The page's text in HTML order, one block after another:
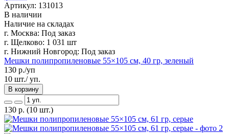
Артикул: 131013
В наличии
Наличие на складах
г. Москва: Под заказ
г. Щелково: 1 031 шт
г. Нижний Новгород: Под заказ
Мешки полипропиленовые 55×105 см, 40 гр, зеленый
130 р./уп
10 шт./ уп.
В корзину
130 р. (10 шт.)